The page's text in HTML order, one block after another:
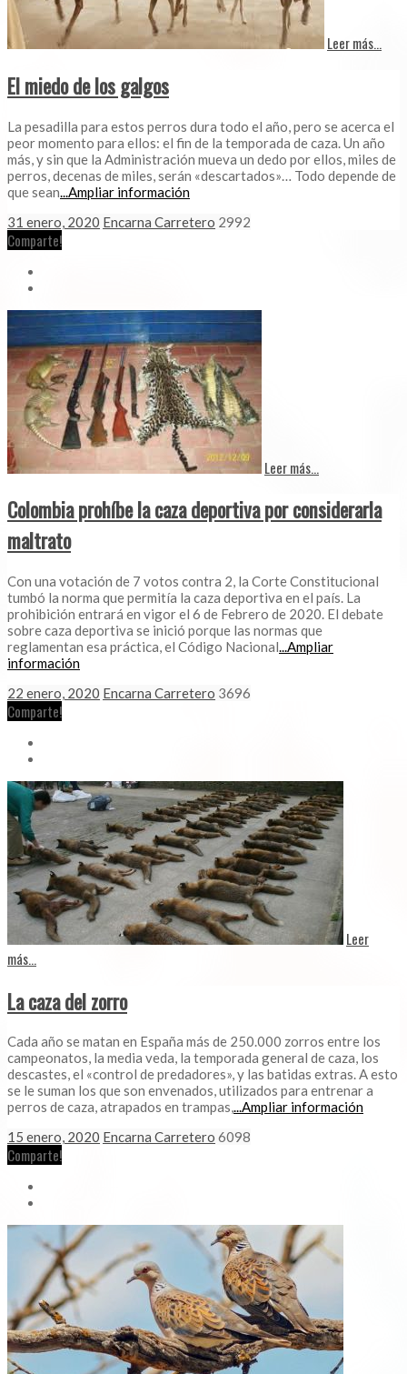
Leer más...
El miedo de los galgos
La pesadilla para estos perros dura todo el año, pero se acerca el
peor momento para ellos: el fin de la temporada de caza. Un año
más, y sin que la Administración mueva un dedo por ellos, miles de
perros, decenas de miles, serán «descartados»… Todo depende de
que sean...Ampliar información
31 enero, 2020 Encarna Carretero 2992
Comparte!
Leer más...
Colombia prohíbe la caza deportiva por considerarla
maltrato
Con una votación de 7 votos contra 2, la Corte Constitucional
tumbó la norma que permitía la caza deportiva en el país. La
prohibición entrará en vigor el 6 de Febrero de 2020. El debate
sobre caza deportiva se inició porque las normas que
reglamentan esa práctica, el Código Nacional...Ampliar
información
22 enero, 2020 Encarna Carretero 3696
Comparte!
Leer
más...
La caza del zorro
Cada año se matan en España más de 250.000 zorros entre los
campeonatos, la media veda, la temporada general de caza, los
descastes, el «control de predadores», y las batidas extras. A esto
se le suman los que son envenados, utilizados para entrenar a
perros de caza, atrapados en trampas,...Ampliar información
15 enero, 2020 Encarna Carretero 6098
Comparte!